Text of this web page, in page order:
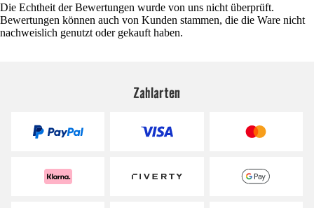
Die Echtheit der Bewertungen wurde von uns nicht überprüft.
Bewertungen können auch von Kunden stammen, die die Ware nicht
nachweislich genutzt oder gekauft haben.
Zahlarten